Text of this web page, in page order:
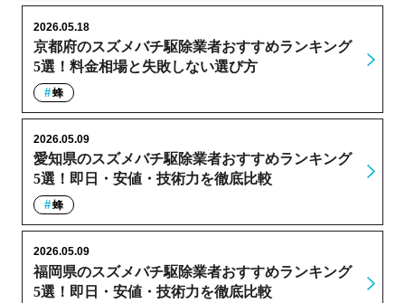
京都府のスズメバチ駆除業者おすすめランキング
5選！料金相場と失敗しない選び方
2026.05.18
蜂
愛知県のスズメバチ駆除業者おすすめランキング
5選！即日・安値・技術力を徹底比較
2026.05.09
蜂
福岡県のスズメバチ駆除業者おすすめランキング
5選！即日・安値・技術力を徹底比較
2026.05.09